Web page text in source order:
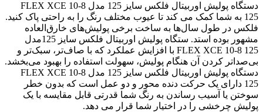
دستگاه پولیش اوربیتال فلکس سایز 125 مدل FLEX XCE 10-8
125 به شما کمک می کند تا عیوب مختلف رنگ را به راحتی پاک کنید.
فلکس در طول سال‌ها به ساخت برخی پولیش‌های خارق‌العاده
مشهور بوده استد. ستگاه پولیش اوربیتال فلکس سایز 125مدل
FLEX XCE 10-8 125 با افزایش عملکرد که با صاف‌تر، سبک‌تر و
بی‌صدا‌تر کردن آن هنگام پولیش، سهولت استفاده را بهبود می‌بخشد.
دستگاه پولیش اوربیتال فلکس سایز 125 مدل FLEX XCE 10-8
125 دارای یک حرکت دنده محور و دو عمل است که بدون خطر
سوختن یا آسیب رساندن به رنگ شما قدرتی قابل مقایسه با یک
پولیش چرخشی را در اختیار شما قرار می دهد.